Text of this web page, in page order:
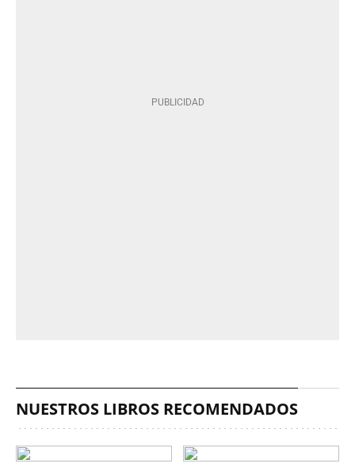
NUESTROS LIBROS RECOMENDADOS